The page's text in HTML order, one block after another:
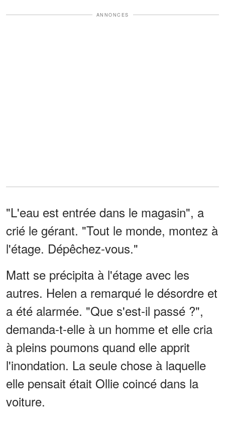
ANNONCES
"L'eau est entrée dans le magasin", a
crié le gérant. "Tout le monde, montez à
l'étage. Dépêchez-vous."
Matt se précipita à l'étage avec les
autres. Helen a remarqué le désordre et
a été alarmée. "Que s'est-il passé ?",
demanda-t-elle à un homme et elle cria
à pleins poumons quand elle apprit
l'inondation. La seule chose à laquelle
elle pensait était Ollie coincé dans la
voiture.